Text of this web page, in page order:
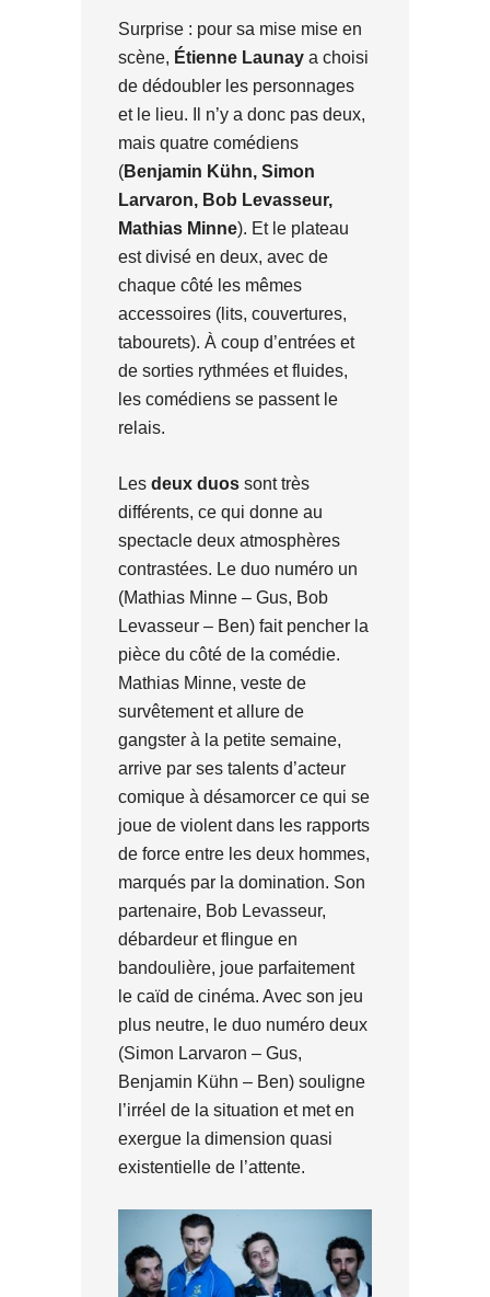
Surprise : pour sa mise mise en
scène, Étienne Launay a choisi
de dédoubler les personnages
et le lieu. Il n’y a donc pas deux,
mais quatre comédiens
(Benjamin Kühn, Simon
Larvaron, Bob Levasseur,
Mathias Minne). Et le plateau
est divisé en deux, avec de
chaque côté les mêmes
accessoires (lits, couvertures,
tabourets). À coup d’entrées et
de sorties rythmées et fluides,
les comédiens se passent le
relais.
Les deux duos sont très
différents, ce qui donne au
spectacle deux atmosphères
contrastées. Le duo numéro un
(Mathias Minne – Gus, Bob
Levasseur – Ben) fait pencher la
pièce du côté de la comédie.
Mathias Minne, veste de
survêtement et allure de
gangster à la petite semaine,
arrive par ses talents d’acteur
comique à désamorcer ce qui se
joue de violent dans les rapports
de force entre les deux hommes,
marqués par la domination. Son
partenaire, Bob Levasseur,
débardeur et flingue en
bandoulière, joue parfaitement
le caïd de cinéma. Avec son jeu
plus neutre, le duo numéro deux
(Simon Larvaron – Gus,
Benjamin Kühn – Ben) souligne
l’irréel de la situation et met en
exergue la dimension quasi
existentielle de l’attente.